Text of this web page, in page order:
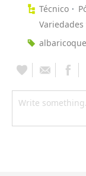
Técnico